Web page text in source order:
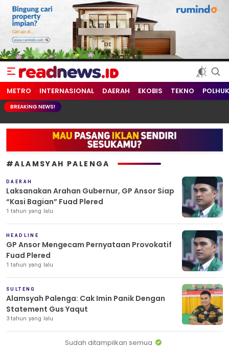
readnews.id
Berita Terkini, Update Terbaru Hari ini dari Indonesia dan Dunia
METRO INTERNASIONAL DAERAH EKOBIS TEKNO
BREAKING NEWS!
#ALAMSYAH PALENGA
DAERAH
Laksanakan Arahan Gubernur, GP Ansor Siap
“Kasi Bagian” Fuad Plered
1 tahun yang lalu
HEADLINE
GP Ansor Mengecam Pernyataan Provokatif
Fuad Plered
1 tahun yang lalu
SULTENG
Alamsyah Palenga: Cak Imin Panik Dengan
Statement Gus Yaqut
3 tahun yang lalu
Sudah ditampilkan semua